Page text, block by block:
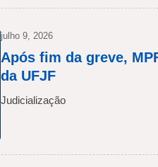
julho 9, 2026
Após fim da greve,
da UFJF
Judicialização